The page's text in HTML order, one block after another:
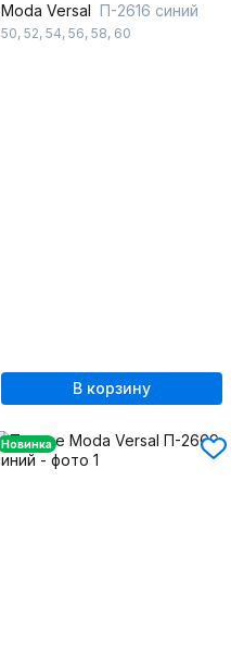
Moda Versal П-2616 синий
50, 52, 54, 56, 58, 60
В корзину
Новинка